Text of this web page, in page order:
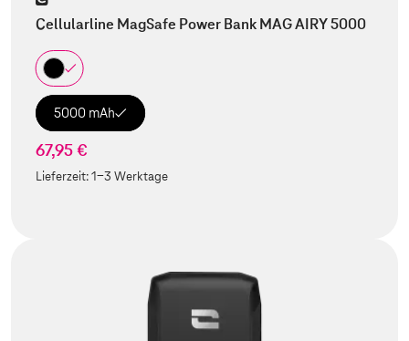
Cellularline MagSafe Power Bank MAG AIRY 5000
5000 mAh
67,95 €
Lieferzeit:1-3 Werktage